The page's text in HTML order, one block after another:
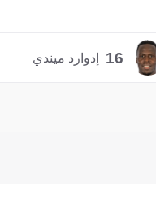
16 إدوارد ميندي